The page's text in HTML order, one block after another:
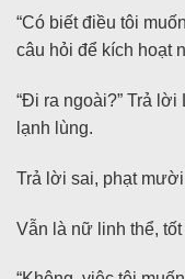
“Có biết điều tôi
câu hỏi để kích hoạt
“Đi ra ngoài?” Trả
lạnh lùng.
Trả lời sai, phạt
Vẫn là nữ linh thể, tốt